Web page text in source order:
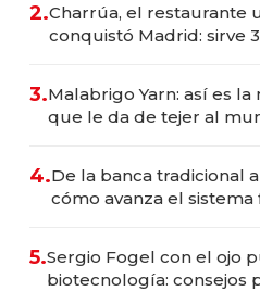
2.Charrúa, el restaurante
conquistó Madrid: sirve
3.Malabrigo Yarn: así es
que le da de tejer al
4.De la banca tradicional
cómo avanza el
5.Sergio Fogel con el ojo
biotecnología: consejos